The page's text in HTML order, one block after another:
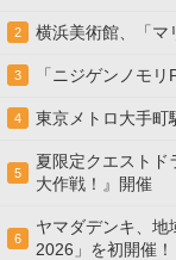
2 横浜美術館、「マ
3 「ニジゲンノモ
4 東京メトロ大手町
5
夏限定クエストド
大作戦！』開催
6
ヤマダデンキ、地
2026」を初開催！